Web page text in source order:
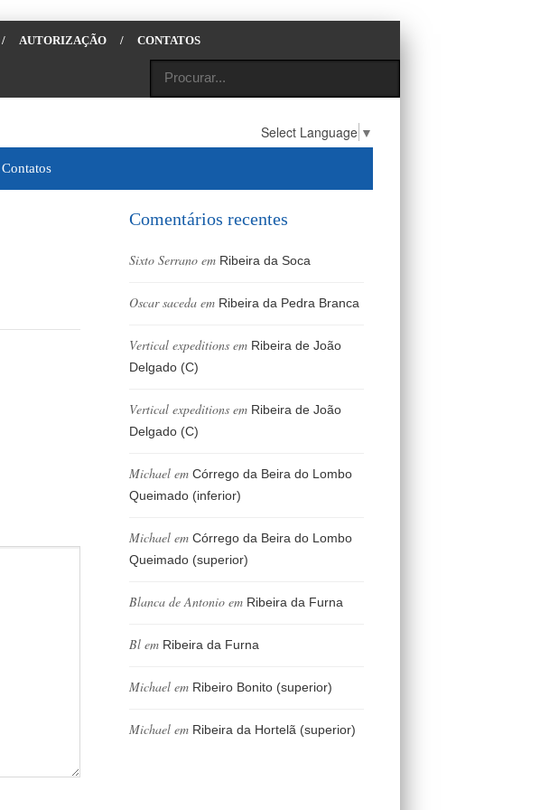
/ AUTORIZAÇÃO / CONTATOS
Select Language ▼
Contatos
Comentários recentes
Sixto Serrano em Ribeira da Soca
Oscar saceda em Ribeira da Pedra Branca
Vertical expeditions em Ribeira de João
Delgado (C)
Vertical expeditions em Ribeira de João
Delgado (C)
Michael em Córrego da Beira do Lombo
Queimado (inferior)
Michael em Córrego da Beira do Lombo
Queimado (superior)
Blanca de Antonio em Ribeira da Furna
Bl em Ribeira da Furna
Michael em Ribeiro Bonito (superior)
Michael em Ribeira da Hortelã (superior)